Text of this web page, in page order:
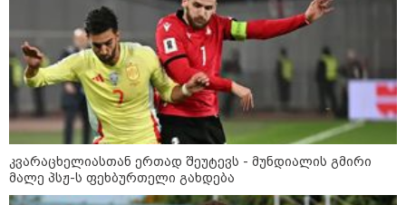
ვახტანგ კაპანაძე - დიახ, ომი
დაიწყო რუსეთმა და წერტილი!
აშშ-მა საქართველოში
დაფუძნებული კრიპტოკომპანია
დაასანქცირა
კვარაცხელიასთან ერთად შეუტევს - მუნდიალის გმირი
მალე პსჟ-ს ფეხბურთელი გახდება